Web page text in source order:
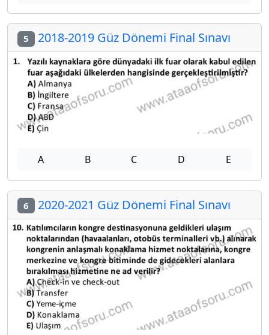
5 2018-2019 Güz Dönemi Final Sınavı
A B C D E
6 2020-2021 Güz Dönemi Final Sınavı